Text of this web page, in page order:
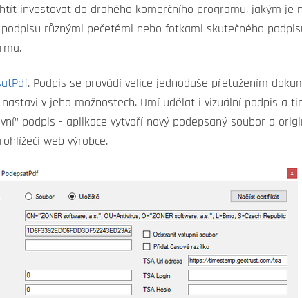
investovat do drahého komerčního programu, jakým je
různými pečetěmi nebo fotkami skutečného
. Podpis se provádí velice jednoduše přetažením
v jeho možnostech. Umí udělat i vizuální podpis a
podpis - aplikace vytvoří nový podepsaný soubor a
web výrobce.